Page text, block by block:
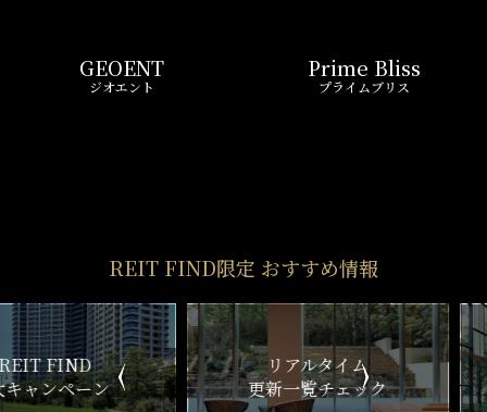
仲介手数料0円～
賢い選択で
お得に契約
初期費用お問い合わせ
気になる物件を
5分以内で回答